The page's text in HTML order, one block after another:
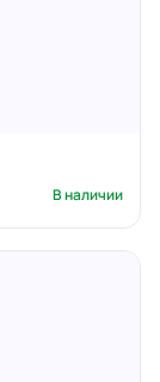
В наличии